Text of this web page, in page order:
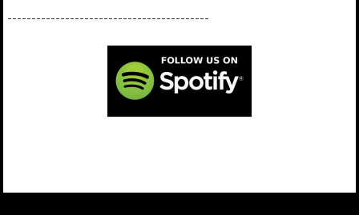
------------------------------------------